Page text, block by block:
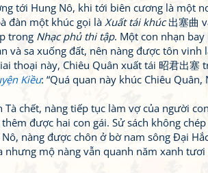
tới Hung Nô, khi tới biên cương là một
đàn một khúc gọi là Xuất tái khúc出塞曲
trong Nhạc phủ thi tập. Một con nhạn
và sa xuống đất, nên nàng được tôn
thoại này, Chiêu Quân xuất tái 昭君出
Kiều: “Quá quan này khúc Chiêu
Tà chết, nàng tiếp tục làm vợ của người
được hai con gái. Sử sách không chép
nàng được chôn ở bờ nam sông Đại
nhưng mộ nàng vẫn quanh năm xanh